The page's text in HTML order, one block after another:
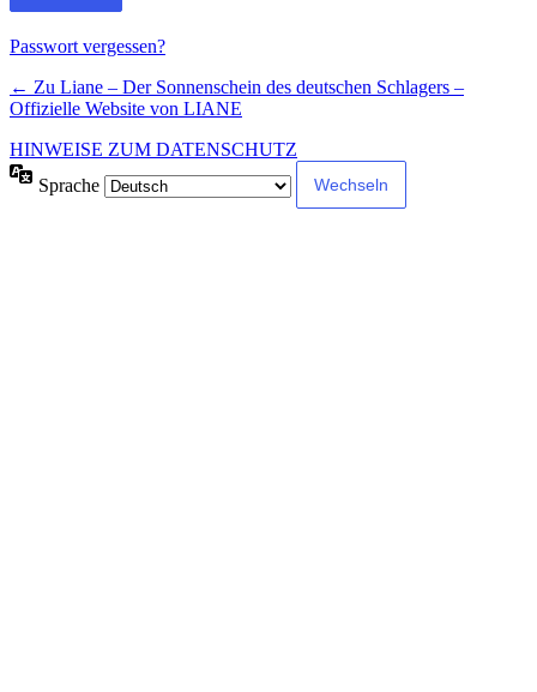
Passwort vergessen?
← Zu Liane – Der Sonnenschein des deutschen Schlagers –
Offizielle Website von LIANE
HINWEISE ZUM DATENSCHUTZ
Sprache